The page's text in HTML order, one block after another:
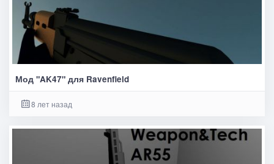
Мод "AK47" для Ravenfield
8 лет назад